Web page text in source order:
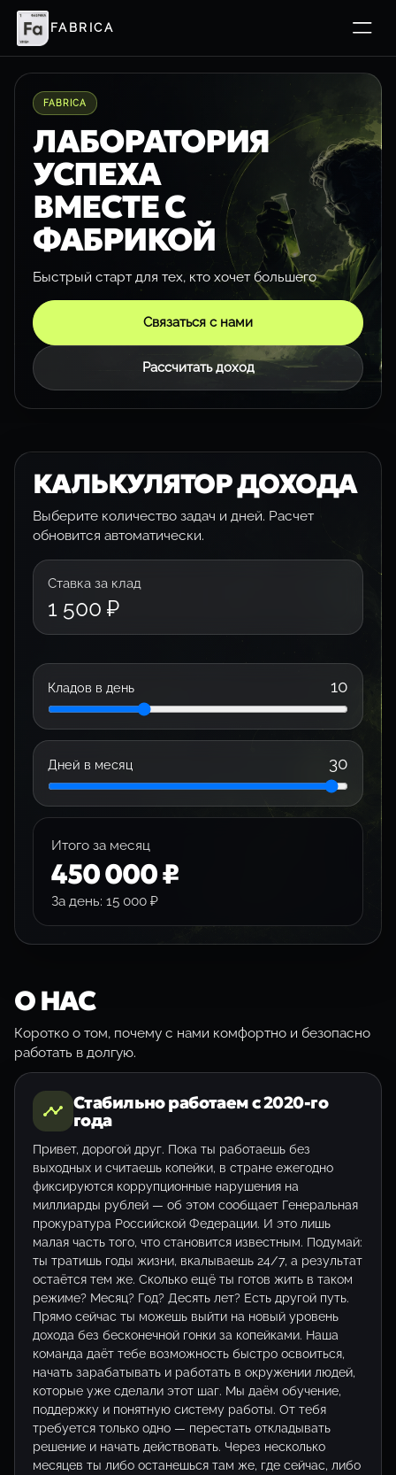
FABRICA
FABRICA
ЛАБОРАТОРИЯ
УСПЕХА
ВМЕСТЕ С
ФАБРИКОЙ
Быстрый старт для тех, кто хочет большего
Связаться с нами
Рассчитать доход
КАЛЬКУЛЯТОР ДОХОДА
Выберите количество задач и дней. Расчет
обновится автоматически.
Ставка за клад
1 500 ₽
Кладов в день 10
Дней в месяц 30
Итого за месяц
450 000 ₽
За день: 15 000 ₽
О НАС
Коротко о том, почему с нами комфортно и безопасно
работать в долгую.
Стабильно работаем с 2020-го
года
Привет, дорогой друг. Пока ты работаешь без
выходных и считаешь копейки, в стране ежегодно
фиксируются коррупционные нарушения на
миллиарды рублей — об этом сообщает Генеральная
прокуратура Российской Федерации. И это лишь
малая часть того, что становится известным. Подумай:
ты тратишь годы жизни, вкалываешь 24/7, а результат
остаётся тем же. Сколько ещё ты готов жить в таком
режиме? Месяц? Год? Десять лет? Есть другой путь.
Прямо сейчас ты можешь выйти на новый уровень
дохода без бесконечной гонки за копейками. Наша
команда даёт тебе возможность быстро освоиться,
начать зарабатывать и работать в окружении людей,
которые уже сделали этот шаг. Мы даём обучение,
поддержку и понятную систему работы. От тебя
требуется только одно — перестать откладывать
решение и начать действовать. Через несколько
месяцев ты либо останешься там же, где сейчас, либо